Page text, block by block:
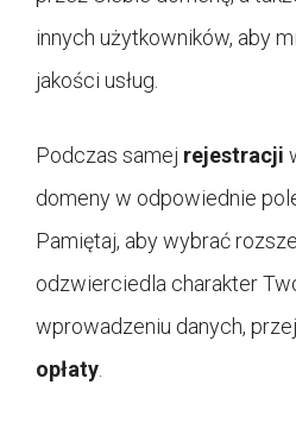
innych użytkowników, aby
jakości usług.
Podczas samej rejestracji
domeny w odpowiednie
Pamiętaj, aby wybrać
odzwierciedla charakter
wprowadzeniu danych,
opłaty